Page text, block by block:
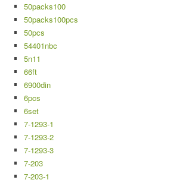
50packs100
50packs100pcs
50pcs
54401nbc
5n11
66ft
6900din
6pcs
6set
7-1293-1
7-1293-2
7-1293-3
7-203
7-203-1